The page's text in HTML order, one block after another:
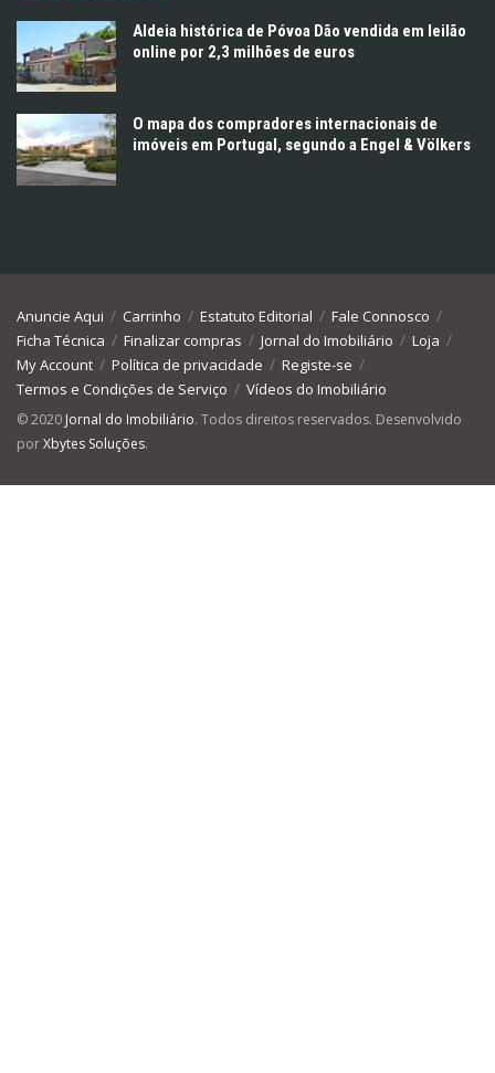
Aldeia histórica de Póvoa Dão vendida em leilão
online por 2,3 milhões de euros
O mapa dos compradores internacionais de
imóveis em Portugal, segundo a Engel & Völkers
Anuncie Aqui Carrinho Estatuto Editorial
Fale Connosco
Ficha Técnica
Finalizar compras Jornal do Imobiliário
Loja
My Account
Política de privacidade
Registe-se
Termos e Condições de Serviço
Vídeos do Imobiliário
© 2020 Jornal do Imobiliário. Todos direitos reservados. Desenvolvido
porXbytes Soluções.